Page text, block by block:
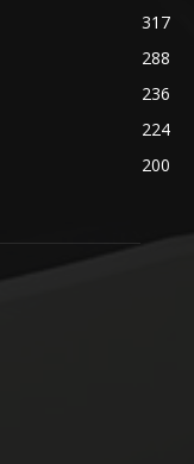
317
288
236
224
200